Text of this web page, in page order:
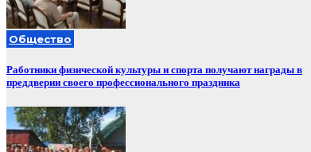
Общество
Работники физической культуры и спорта получают награды в
преддверии своего профессионального праздника